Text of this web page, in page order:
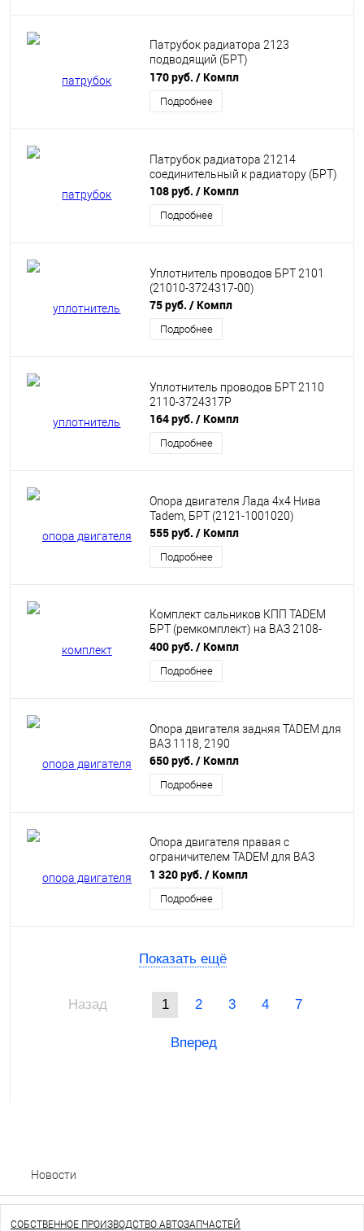
Патрубок радиатора 2123
подводящий (БРТ)
(21230130302577)
170 руб. / Компл
Подробнее
Патрубок радиатора 21214
соединительный к радиатору (БРТ)
108 руб. / Компл
Подробнее
Уплотнитель проводов БРТ 2101
(21010-3724317-00)
75 руб. / Компл
Подробнее
Уплотнитель проводов БРТ 2110
2110-3724317Р
164 руб. / Компл
Подробнее
Опора двигателя Лада 4х4 Нива
Tadem, БРТ (2121-1001020)
555 руб. / Компл
Подробнее
Комплект сальников КПП TADEM
БРТ (ремкомплект) на ВАЗ 2108-
21099, 2110-2112, 2113-2115, ЛАДА
ГРАНТА, КАЛИНА, ПРИОРА
400 руб. / Компл
Подробнее
Опора двигателя задняя TADEM для
ВАЗ 1118, 2190
650 руб. / Компл
Подробнее
Опора двигателя правая с
ограничителем TADEM для ВАЗ
1118, 2190 (1118-1001089-10) БРТ
1 320 руб. / Компл
Подробнее
Показать ещё
Назад 1 2 3 4 7
Вперед
Новости
СОБСТВЕННОЕ ПРОИЗВОДСТВО АВТОЗАПЧАСТЕЙ